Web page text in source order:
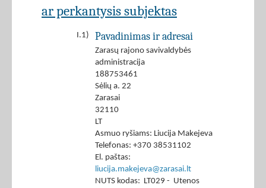
ar perkantysis subjektas
I.1) Pavadinimas ir adresai
Zarasų rajono savivaldybės
administracija
188753461
Sėlių a. 22
Zarasai
32110
LT
Asmuo ryšiams: Liucija Makejeva
Telefonas: +370 38531102
El. paštas:
liucija.makejeva@zarasai.lt
NUTS kodas: LT029 - Utenos